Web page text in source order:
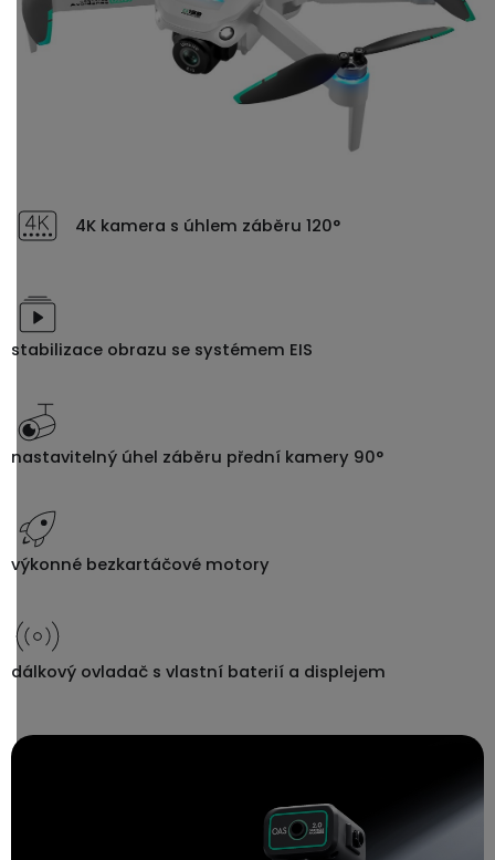
4K kamera s úhlem záběru 120°
stabilizace obrazu se systémem EIS
nastavitelný úhel záběru přední kamery 90°
výkonné bezkartáčové motory
dálkový ovladač s vlastní baterií a displejem